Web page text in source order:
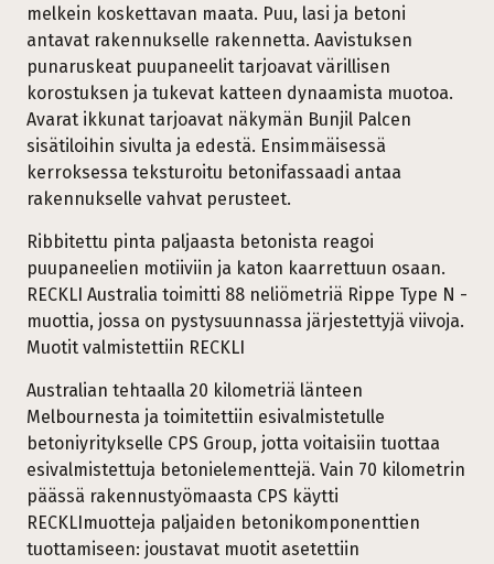
melkein koskettavan maata. Puu, lasi ja betoni
antavat rakennukselle rakennetta. Aavistuksen
punaruskeat puupaneelit tarjoavat värillisen
korostuksen ja tukevat katteen dynaamista muotoa.
Avarat ikkunat tarjoavat näkymän Bunjil Palcen
sisätiloihin sivulta ja edestä. Ensimmäisessä
kerroksessa teksturoitu betonifassaadi antaa
rakennukselle vahvat perusteet.
Ribbitettu pinta paljaasta betonista reagoi
puupaneelien motiiviin ja katon kaarrettuun osaan.
RECKLI Australia toimitti 88 neliömetriä Rippe Type N -
muottia, jossa on pystysuunnassa järjestettyjä viivoja.
Muotit valmistettiin RECKLI
Australian tehtaalla 20 kilometriä länteen
Melbournesta ja toimitettiin esivalmistetulle
betoniyritykselle CPS Group, jotta voitaisiin tuottaa
esivalmistettuja betonielementtejä. Vain 70 kilometrin
päässä rakennustyömaasta CPS käytti
RECKLImuotteja paljaiden betonikomponenttien
tuottamiseen: joustavat muotit asetettiin